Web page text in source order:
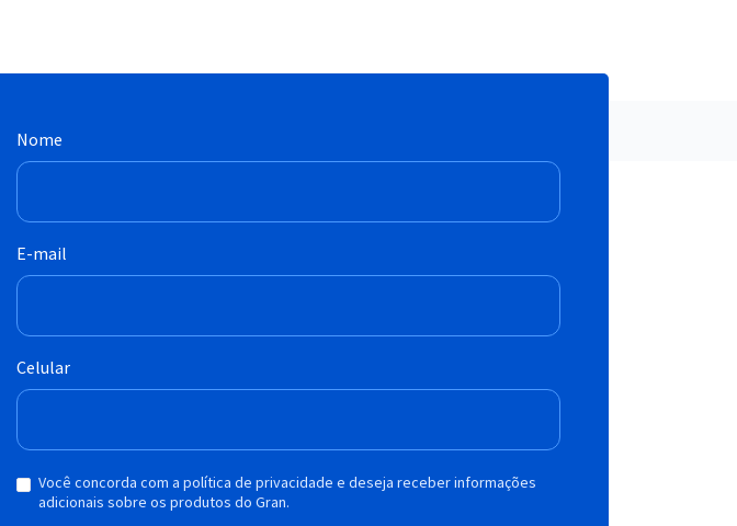
Nome
E-mail
Celular
Você concorda com a política de privacidade e deseja receber informações
adicionais sobre os produtos do Gran.